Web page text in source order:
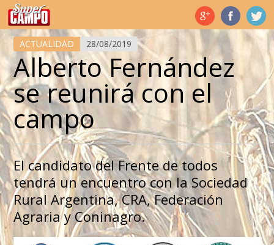
Temas de hoy
ACTUALIDAD 28/08/2019
Alberto Fernández
se reunirá con el
campo
El candidato del Frente de todos
tendrá un encuentro con la Sociedad
Rural Argentina, CRA, Federación
Agraria y Coninagro.